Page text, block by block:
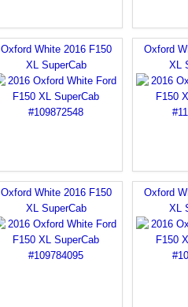
Oxford White 2016 F150
XL SuperCab
Oxford
XL
Oxford White 2016 F150
XL SuperCab
Oxford
XL